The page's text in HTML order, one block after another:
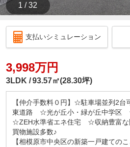
1 / 32
支払いシミュレーション
3,998万円
3LDK 93.57㎡(28.30坪)
【仲介手数料０円】☆駐車場並列2
東道路 ☆光が丘小・緑が丘中学区
☆ZEH水準省エネ住宅 ☆収納豊富
買物施設多数♪
【相模原市中央区の新築一戸建ての